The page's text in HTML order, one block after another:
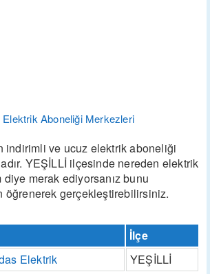
Elektrik Aboneliği Merkezleri
indirimli ve ucuz elektrik aboneliği
YEŞİLLİ ilçesinde nereden elektrik
merak ediyorsanız bunu
öğrenerek gerçekleştirebilirsiniz.
İlçe
Elektrik
YEŞİLLİ